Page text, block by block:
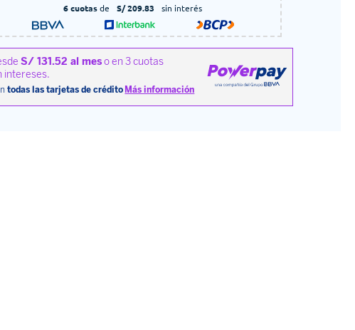
6 cuotasde S/ 209.83 sin interés